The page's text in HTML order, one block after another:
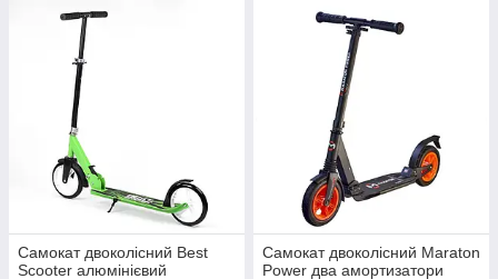
Самокат двоколісний Best
Scooter алюмінієвий
Самокат двоколісний Maraton
Power два амортизатори